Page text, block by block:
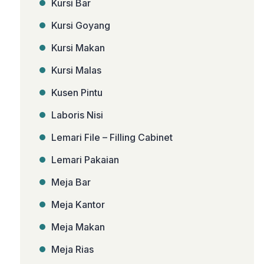
Kursi Bar
Kursi Goyang
Kursi Makan
Kursi Malas
Kusen Pintu
Laboris Nisi
Lemari File – Filling Cabinet
Lemari Pakaian
Meja Bar
Meja Kantor
Meja Makan
Meja Rias